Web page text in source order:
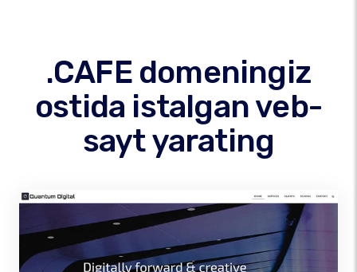
.CAFE domeningiz
ostida istalgan veb-
sayt yarating